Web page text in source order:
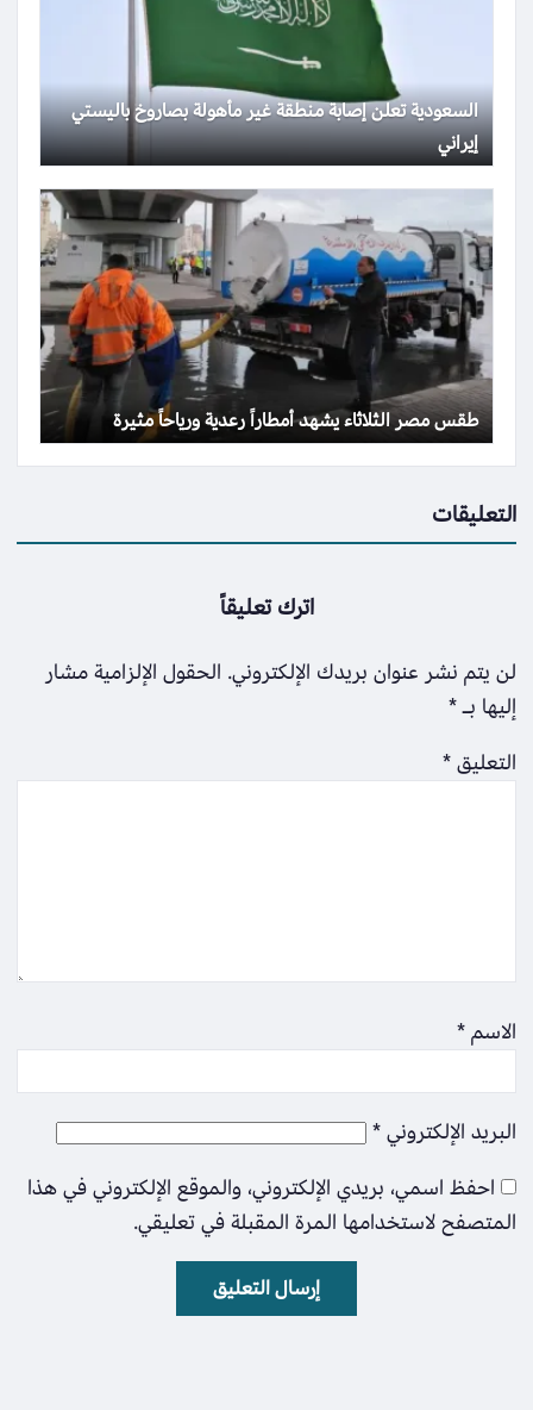
السعودية تعلن إصابة منطقة غير مأهولة بصاروخ باليستي
إيراني
طقس مصر الثلاثاء يشهد أمطاراً رعدية ورياحاً مثيرة
التعليقات
اترك تعليقاً
لن يتم نشر عنوان بريدك الإلكتروني. الحقول الإلزامية مشار
إليها بـ*
التعليق*
الاسم*
البريد الإلكتروني*
احفظ اسمي، بريدي الإلكتروني، والموقع الإلكتروني في هذا
المتصفح لاستخدامها المرة المقبلة في تعليقي.